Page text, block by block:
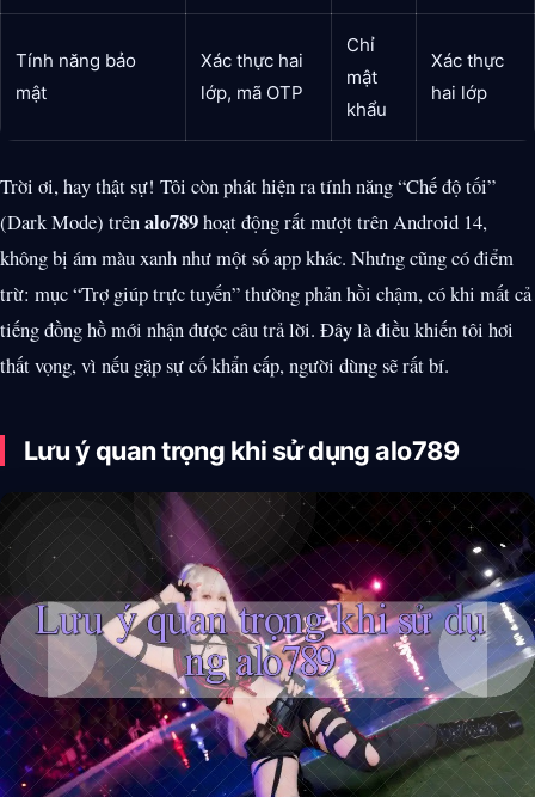
Tính năng bảo
mật
Xác thực hai
lớp, mã OTP
Chỉ
mật
khẩu
Xác thực
hai lớp
Trời ơi, hay thật sự! Tôi còn phát hiện ra tính năng “Chế độ tối”
(Dark Mode) trên alo789hoạt động rất mượt trên Android 14,
không bị ám màu xanh như một số app khác. Nhưng cũng có điểm
trừ: mục “Trợ giúp trực tuyến” thường phản hồi chậm, có khi mất cả
tiếng đồng hồ mới nhận được câu trả lời. Đây là điều khiến tôi hơi
thất vọng, vì nếu gặp sự cố khẩn cấp, người dùng sẽ rất bí.
Lưu ý quan trọng khi sử dụng alo789